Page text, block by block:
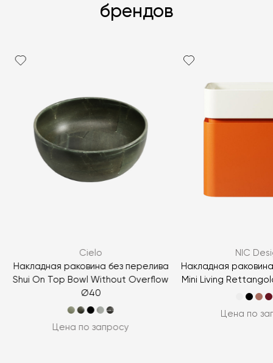
брендов
Cielo
Накладная раковина без перелива
Shui On Top Bowl Without Overflow
Ø40
Цена по запросу
NIC
Накладная
Mini Living
Цена по